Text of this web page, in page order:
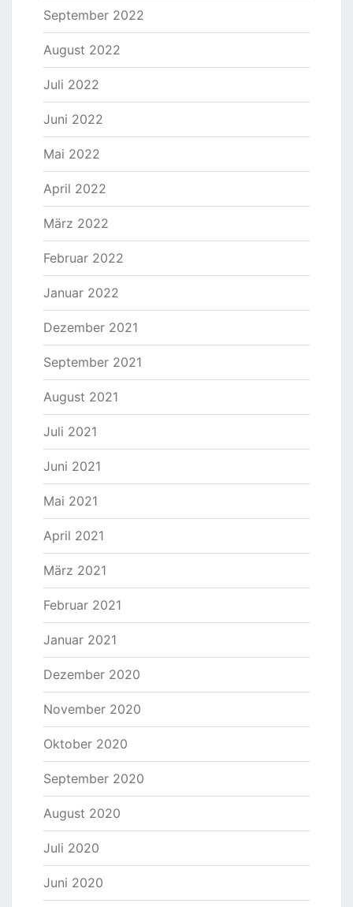
September 2022
August 2022
Juli 2022
Juni 2022
Mai 2022
April 2022
März 2022
Februar 2022
Januar 2022
Dezember 2021
September 2021
August 2021
Juli 2021
Juni 2021
Mai 2021
April 2021
März 2021
Februar 2021
Januar 2021
Dezember 2020
November 2020
Oktober 2020
September 2020
August 2020
Juli 2020
Juni 2020